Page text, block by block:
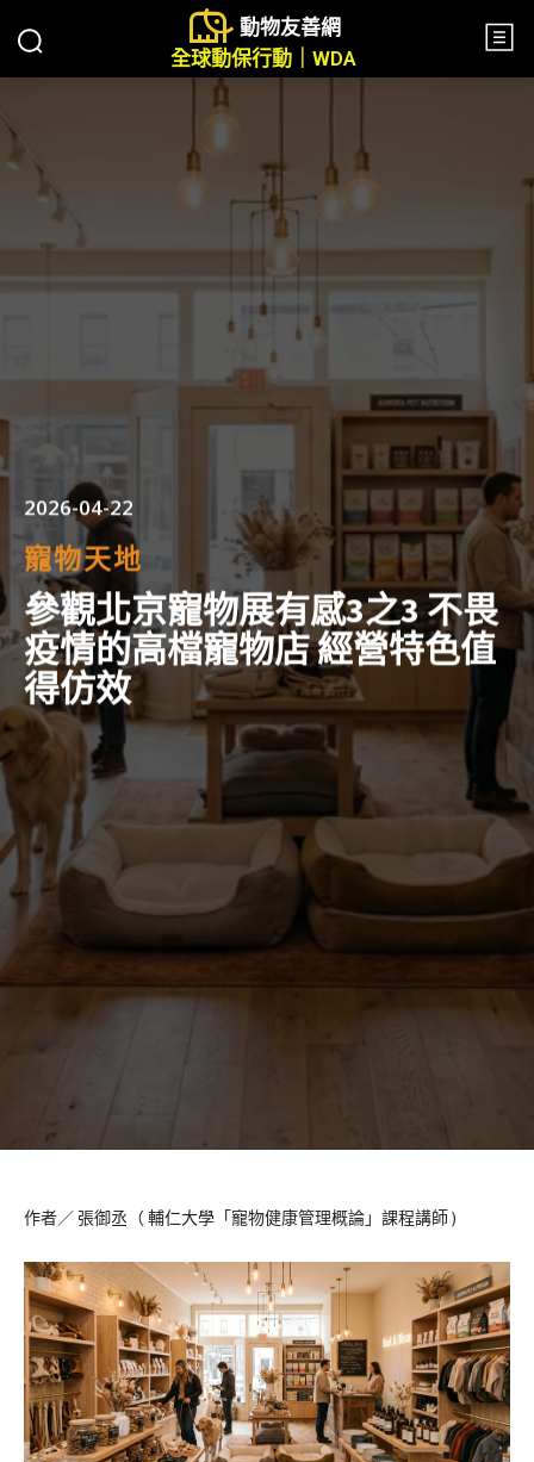
動物友善網
全球動保行動｜WDA
2026-04-22
寵物天地
參觀北京寵物展有感3之3 不畏
疫情的高檔寵物店 經營特色值
得仿效
作者／ 張御丞（ 輔仁大學「寵物健康管理概論」課程講師 )